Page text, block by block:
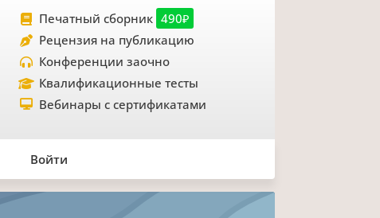
Печатный сборник 490₽
Рецензия на публикацию
Конференции заочно
Квалификационные тесты
Вебинары с сертификатами
Войти